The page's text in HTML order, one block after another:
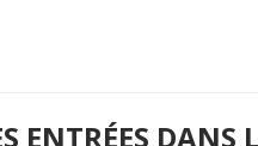
ENTRÉES DANS